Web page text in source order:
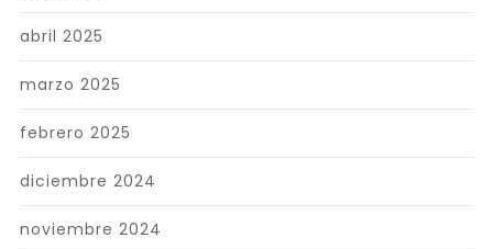
abril 2025
marzo 2025
febrero 2025
diciembre 2024
noviembre 2024